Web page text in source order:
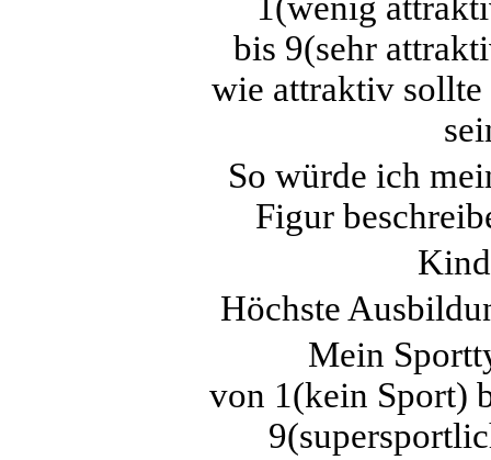
bis 9(sehr
wie attraktiv sollte
So würde ich
Figur
Höchste
Mein
von 1(kein Sport)